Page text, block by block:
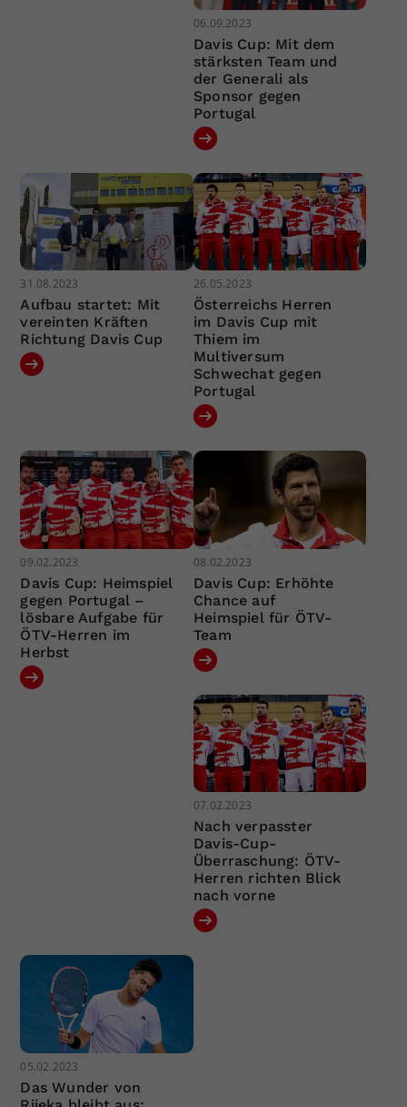
06.09.2023
Davis Cup: Mit dem
stärksten Team und
der Generali als
Sponsor gegen
Portugal
31.08.2023
Aufbau startet: Mit
vereinten Kräften
Richtung Davis Cup
26.05.2023
Österreichs Herren
im Davis Cup mit
Thiem im
Multiversum
Schwechat gegen
Portugal
09.02.2023
Davis Cup: Heimspiel
gegen Portugal –
lösbare Aufgabe für
ÖTV-Herren im
Herbst
08.02.2023
Davis Cup: Erhöhte
Chance auf
Heimspiel für ÖTV-
Team
07.02.2023
Nach verpasster
Davis-Cup-
Überraschung: ÖTV-
Herren richten Blick
nach vorne
05.02.2023
Das Wunder von